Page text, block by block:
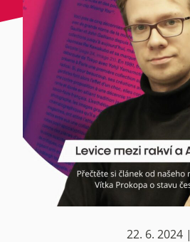
22. 6. 2024 |